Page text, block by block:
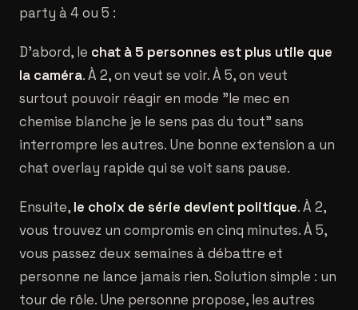
party à 4 ou 5 :
D'abord, le chat à 5 personnes est plus utile que
la caméra. À 2, on veut se voir. À 5, on veut
surtout pouvoir réagir en mode "le mec en
chemise blanche je le sens pas du tout" sans
interrompre les autres. Une bonne extension a un
chat overlay rapide qui se voit sans pause.
Ensuite, le choix de série devient politique. À 2,
vous trouvez un compromis en cinq minutes. À 5,
vous passez deux semaines à débattre et
personne ne lance jamais rien. Solution simple : un
tour de rôle. Une personne propose, les autres